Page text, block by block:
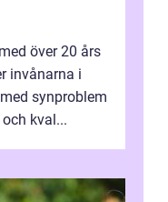
över 20 års
invånarna i
synproblem
kval...